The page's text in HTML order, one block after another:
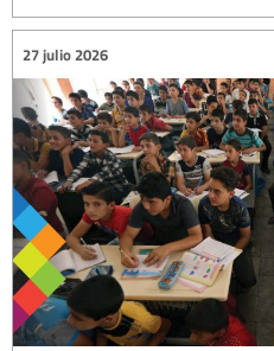
27 julio 2026